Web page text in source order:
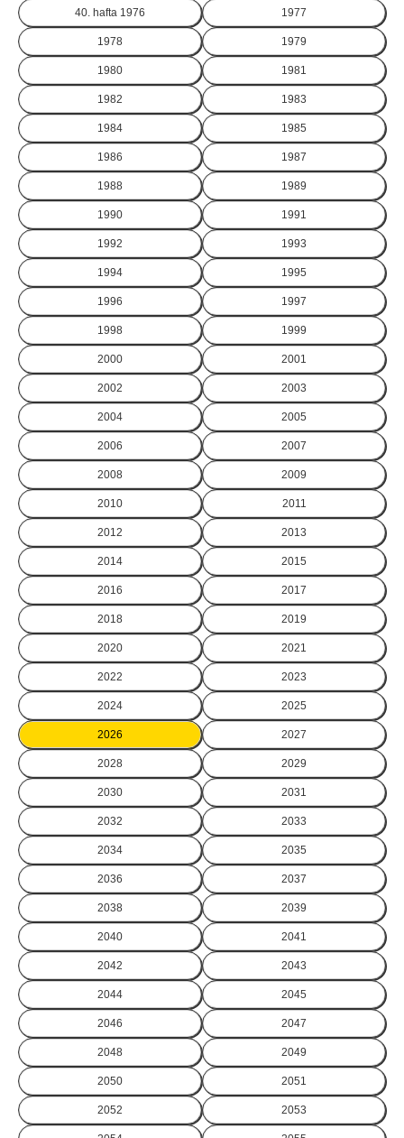
40. hafta 1976 1977
1978 1979
1980 1981
1982 1983
1984 1985
1986 1987
1988 1989
1990 1991
1992 1993
1994 1995
1996 1997
1998 1999
2000 2001
2002 2003
2004 2005
2006 2007
2008 2009
2010 2011
2012 2013
2014 2015
2016 2017
2018 2019
2020 2021
2022 2023
2024 2025
2026 2027
2028 2029
2030 2031
2032 2033
2034 2035
2036 2037
2038 2039
2040 2041
2042 2043
2044 2045
2046 2047
2048 2049
2050 2051
2052 2053